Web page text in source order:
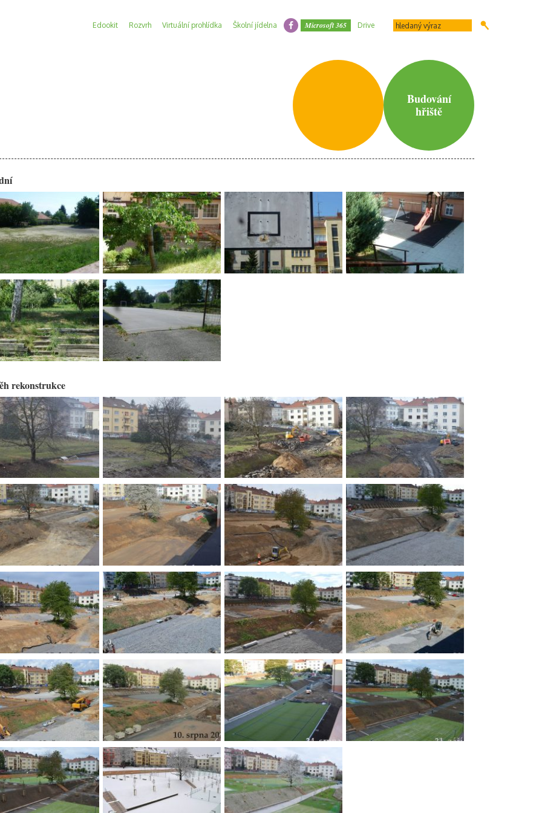
Edookit Rozvrh Virtuální prohlídka Školní jídelna Microsoft 365 Drive
Budování
hřiště
rekonstrukce